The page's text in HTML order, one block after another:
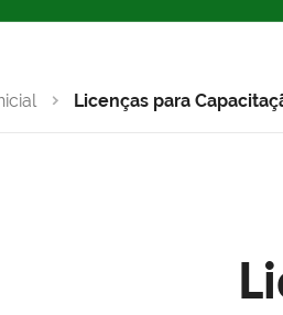
Licenças para